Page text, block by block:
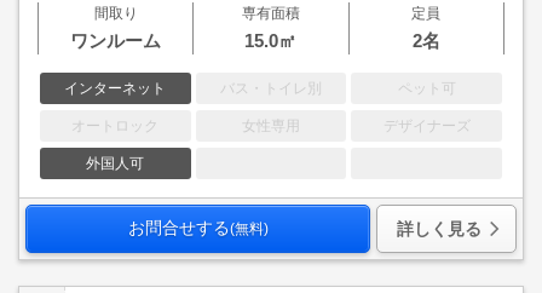
間取り
ワンルーム
専有面積
15.0㎡
定員
2名
インターネット バス・トイレ別 ペット可
オートロック 女性専用 デザイナーズ
外国人可
お問合せする(無料) 詳しく見る